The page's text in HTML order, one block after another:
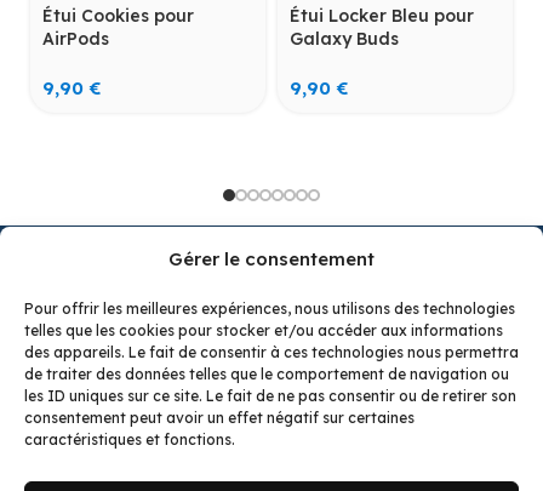
Gérer le consentement
Pour offrir les meilleures expériences, nous utilisons des technologies
telles que les cookies pour stocker et/ou accéder aux informations
des appareils. Le fait de consentir à ces technologies nous permettra
de traiter des données telles que le comportement de navigation ou
les ID uniques sur ce site. Le fait de ne pas consentir ou de retirer son
consentement peut avoir un effet négatif sur certaines
caractéristiques et fonctions.
Étui Cookies pour
AirPods
9,90€
Étui Locker Bleu pour
Galaxy Buds
9,90€
Budzcase : des étuis uniques et fun pour AirPods et
Buds. Styles Pokémon, Zelda, Kawaii ou classiques
pour protéger vos écouteurs avec style. Trouvez le
modèle de vos rêves ou bien faites un cadeau
inoubliable !
LES TENDANCS LA BOUTIQUE LIENS UTILES